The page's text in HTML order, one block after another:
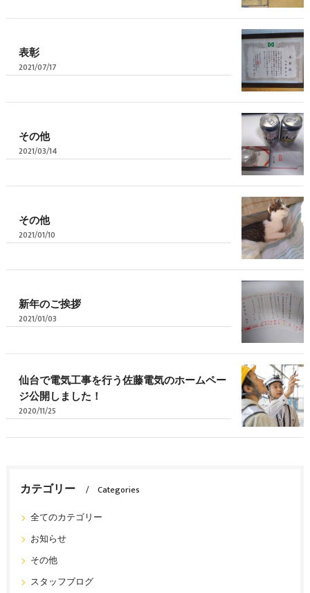
表彰
2021/07/17
その他
2021/03/14
その他
2021/01/10
新年のご挨拶
2021/01/03
仙台で電気工事を行う佐藤電気のホームペー
ジ公開しました！
2020/11/25
カテゴリー
Categories
全てのカテゴリー
お知らせ
その他
スタッフブログ